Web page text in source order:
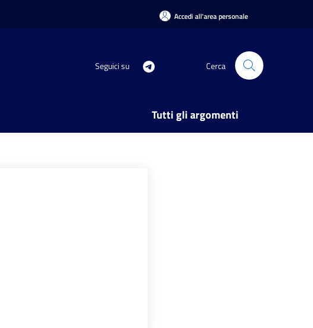
Accedi all'area personale
Seguici su Cerca
Tutti gli argomenti